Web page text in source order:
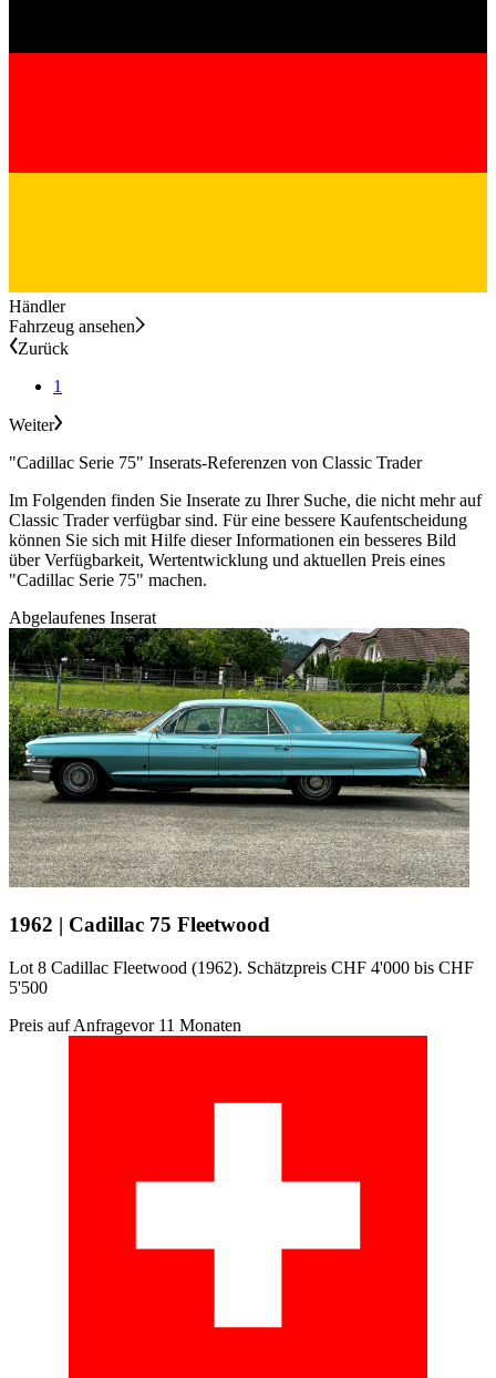
Händler
Fahrzeug ansehen
Zurück
1
Weiter
"Cadillac Serie 75" Inserats-Referenzen von Classic Trader
Im Folgenden finden Sie Inserate zu Ihrer Suche, die nicht mehr auf
Classic Trader verfügbar sind. Für eine bessere Kaufentscheidung
können Sie sich mit Hilfe dieser Informationen ein besseres Bild
über Verfügbarkeit, Wertentwicklung und aktuellen Preis eines
"Cadillac Serie 75" machen.
Abgelaufenes Inserat
1962 | Cadillac 75 Fleetwood
Lot 8 Cadillac Fleetwood (1962). Schätzpreis CHF 4'000 bis CHF
5'500
Preis auf Anfragevor 11 Monaten